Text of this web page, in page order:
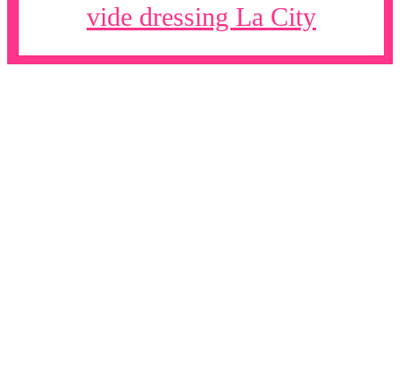
vide dressing La City